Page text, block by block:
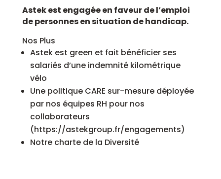
Astek est engagée en faveur de l’emploi
de personnes en situation de handicap.
Nos Plus
Astek est green et fait bénéficier ses
salariés d’une indemnité kilométrique
vélo
Une politique CARE sur-mesure déployée
par nos équipes RH pour nos
collaborateurs
(https://astekgroup.fr/engagements)
Notre charte de la Diversité